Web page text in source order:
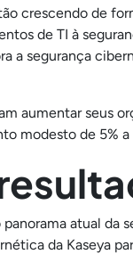
crescendo de
de TI à
a segurança
aumentar seus
modesto de 5% a
atual da
da Kaseya